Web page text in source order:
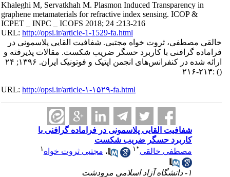
Khaleghi M, Servatkhah M. Plasmon Induced Transparency in
graphene metamaterials for refractive index sensing. ICOP &
ICPET _ INPC _ ICOFS 2018; 24 :213-216
URL:http://opsi.ir/article-1-1529-fa.html
خالقی مصطفی، ثروت خواه مجتبی. شفافیت القایی پلاسمونی در
فراماده گرافنی با کاربرد حسگر ضریب شکست. مقالات پذیرفته و
ارائه شده در کنفرانس‌های انجمن اپتیک و فوتونیک ایران. ۱۳۹۶; ۲۴
:۲۱۳-۲۱۶
URL:http://opsi.ir/article-۱-۱۵۲۹-fa.html
شفافیت القایی پلاسمونی در فراماده گرافنی با
کاربرد حسگر ضریب شکست
مصطفی خالقی
۱ ،مجتبی ثروت خواه۱